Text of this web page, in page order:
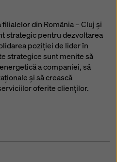
din România – Cluj și
strategic pentru dezvoltarea
poziției de lider în
strategice sunt menite să
a companiei, să
și să crească
oferite clienților.